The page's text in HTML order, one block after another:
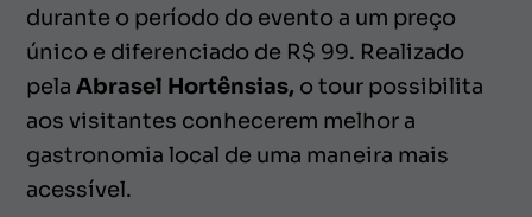
durante o período do evento a um preço
único e diferenciado de R$ 99. Realizado
pelaAbrasel Hortênsias, o tour possibilita
aos visitantes conhecerem melhor a
gastronomia local de uma maneira mais
acessível.